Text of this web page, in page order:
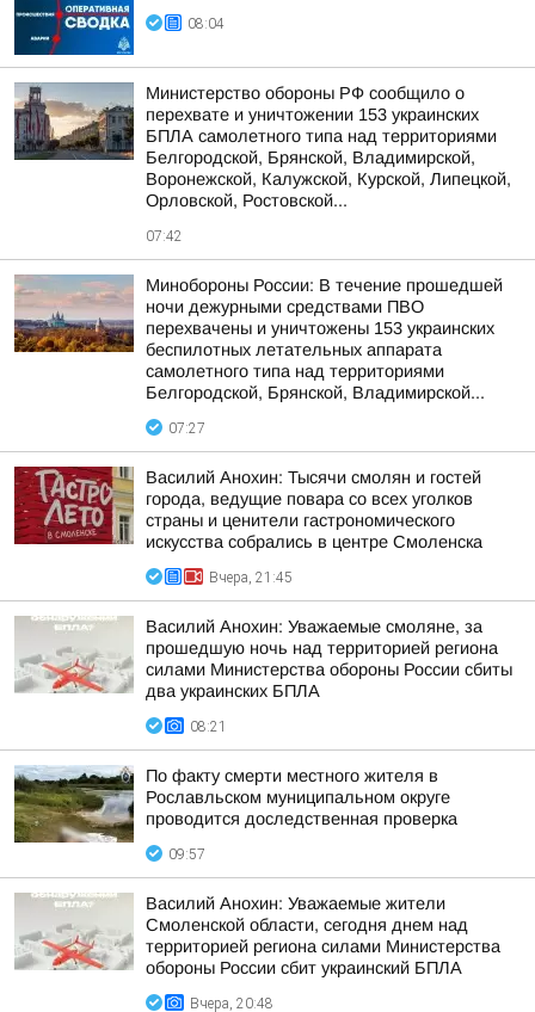
08:04
Министерство обороны РФ сообщило о
перехвате и уничтожении 153 украинских
БПЛА самолетного типа над территориями
Белгородской, Брянской, Владимирской,
Воронежской, Калужской, Курской, Липецкой,
Орловской, Ростовской...
07:42
Минобороны России: В течение прошедшей
ночи дежурными средствами ПВО
перехвачены и уничтожены 153 украинских
беспилотных летательных аппарата
самолетного типа над территориями
Белгородской, Брянской, Владимирской...
07:27
Василий Анохин: Тысячи смолян и гостей
города, ведущие повара со всех уголков
страны и ценители гастрономического
искусства собрались в центре Смоленска
Вчера, 21:45
Василий Анохин: Уважаемые смоляне, за
прошедшую ночь над территорией региона
силами Министерства обороны России сбиты
два украинских БПЛА
08:21
По факту смерти местного жителя в
Рославльском муниципальном округе
проводится доследственная проверка
09:57
Василий Анохин: Уважаемые жители
Смоленской области, сегодня днем над
территорией региона силами Министерства
обороны России сбит украинский БПЛА
Вчера, 20:48